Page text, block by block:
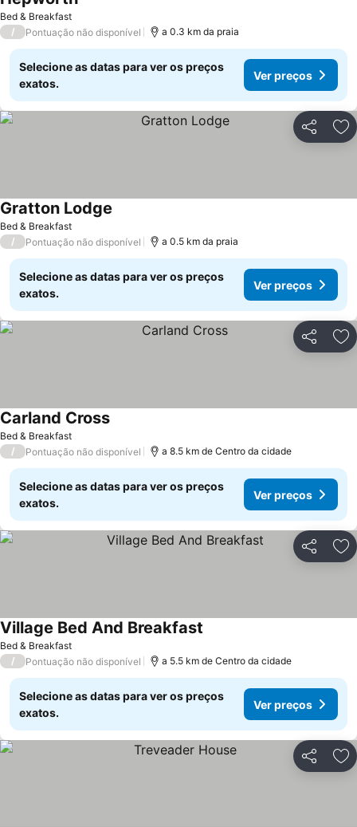
Bed & Breakfast
/ Pontuação não disponível a 0.3 km da praia
Selecione as datas para ver os preços
exatos.
Ver preços
Partilhar
Bed & Breakfast
Gratton Lodge
/ Pontuação não disponível a 0.5 km da praia
Selecione as datas para ver os preços
exatos.
Ver preços
Partilhar
Bed & Breakfast
Carland Cross
/ Pontuação não disponível a 8.5 km de Centro da cidade
Selecione as datas para ver os preços
exatos.
Ver preços
Partilhar
Bed & Breakfast
Village Bed And Breakfast
/ Pontuação não disponível a 5.5 km de Centro da cidade
Selecione as datas para ver os preços
exatos.
Ver preços
Partilhar